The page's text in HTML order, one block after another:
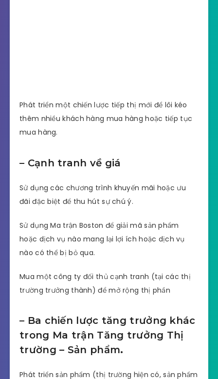
Phát triển một chiến lược tiếp thị mới để lôi kéo
thêm nhiều khách hàng mua hàng hoặc tiếp tục
mua hàng.
– Cạnh tranh về giá
Sử dụng các chương trình khuyến mãi hoặc ưu
đãi đặc biệt để thu hút sự chú ý.
Sử dụng Ma trận Boston để giải mã sản phẩm
hoặc dịch vụ nào mang lại lợi ích hoặc dịch vụ
nào có thể bị bỏ qua.
Mua một công ty đối thủ cạnh tranh (tại các thị
trường trưởng thành) để mở rộng thị phần
– Ba chiến lược tăng trưởng khác
trong Ma trận Tăng trưởng Thị
trường – Sản phẩm.
Phát triển sản phẩm (thị trường hiện có, sản phẩm